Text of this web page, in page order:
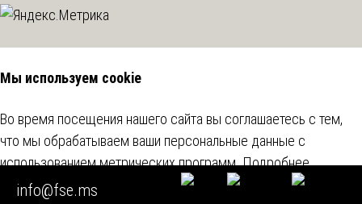
info@fse.ms
Мы используем cookie
Во время посещения нашего сайта вы соглашаетесь с тем,
что мы обрабатываем ваши персональные данные с
использованием метрических программ.Подробнее